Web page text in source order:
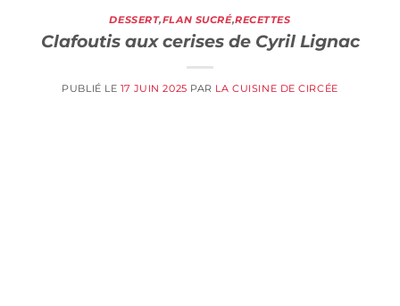
DESSERT,FLAN SUCRÉ,RECETTES
Clafoutis aux cerises de Cyril Lignac
PUBLIÉ LE 17 JUIN 2025 PAR LA CUISINE DE CIRCÉE